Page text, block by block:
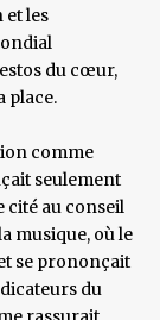
et les
du cœur,
place.
comme
seulement
cité au conseil
musique, où le
se prononçait
du